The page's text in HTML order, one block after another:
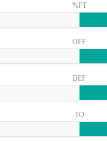
FT%
OFF
DEF
TO